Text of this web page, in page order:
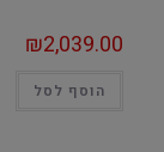
₪2,039.00
הוסף לסל